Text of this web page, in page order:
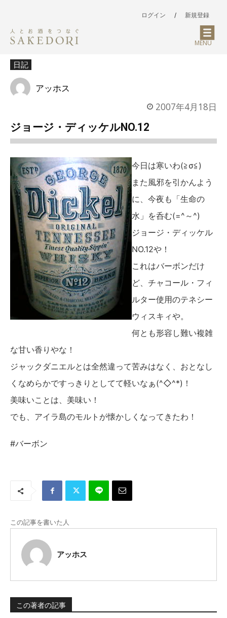
ログイン / 新規登録
MENU
日記
アッホス
2007年4月18日
ジョージ・ディッケルNO.12
今日は寒いわ(≧σ≦)
また風邪を引かんよう
に、今夜も「生命の
水」を呑む(=^～^)
ジョージ・ディッケル
NO.12や！
これはバーボンだけ
ど、チャコール・フィ
ルター使用のテネシー
ウィスキィや。
何とも形容し難い複雑
な甘い香りやな！
ジャックダニエルとは全然違って苦みはなく、おとなし
くなめらかですっきりとしてて軽いなぁ(^◇^*)！
美味いことは、美味い！
でも、アイラ島のモルトが懐かしくなってきたわ！
#バーボン
この記事を書いた人
アッホス
この著者の記事